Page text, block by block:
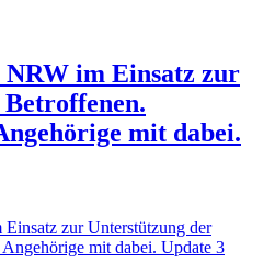
im Einsatz zur
mit dabei.